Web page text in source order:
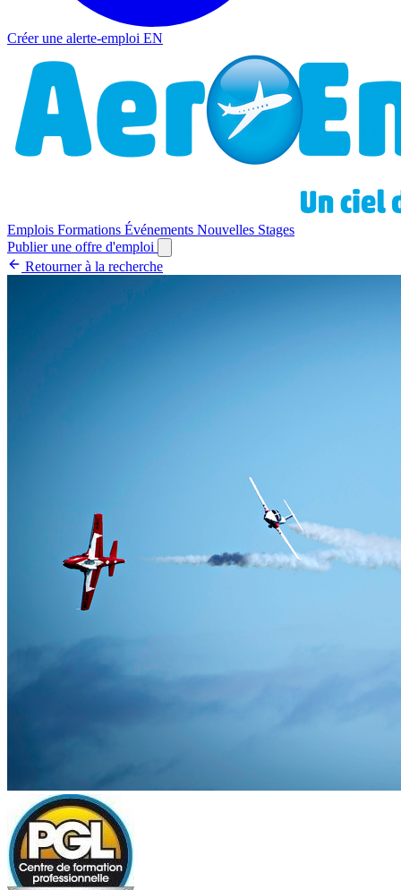
Créer une alerte-emploi EN
Emplois Formations Événements Nouvelles Stages
Publier une offre d'emploi
Retourner à la recherche